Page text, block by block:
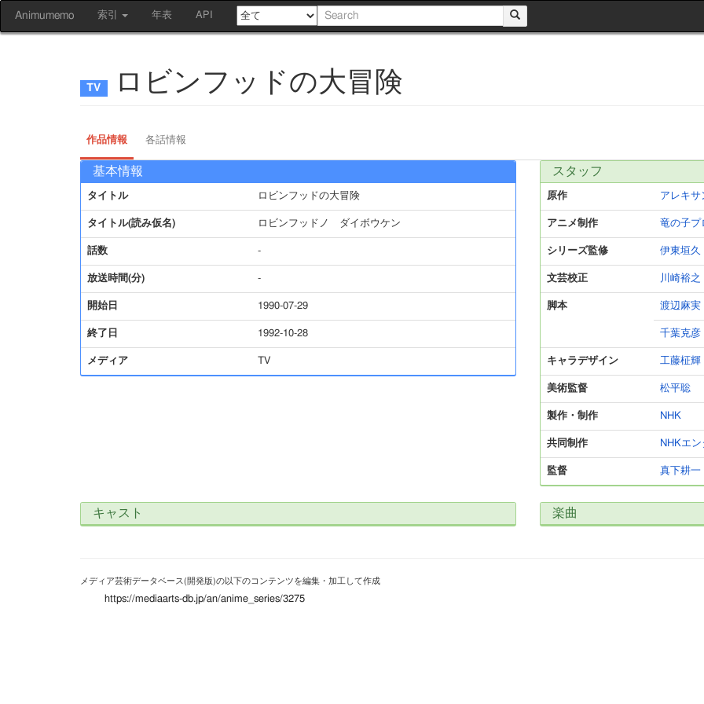
Animumemo 索引 年表 API
ロビンフッドの大冒険
作品情報 各話情報
基本情報
タイトル ロビンフッドの大冒険
タイトル(読み仮名) ロビンフッドノ ダイボウケン
話数 -
放送時間(分) -
開始日 1990-07-29
終了日 1992-10-28
メディア TV
スタッフ
原作 アレキサ
アニメ制作 竜の子プ
シリーズ監修 伊東垣久
文芸校正 川崎裕之
脚本 渡辺麻実
千葉克彦
キャラデザイン 工藤柾輝
美術監督 松平聡
製作・制作 NHK
共同制作 NHKエ
監督 真下耕一
キャスト 楽曲
メディア芸術データベース(開発版)の以下のコンテンツを編集・加工して作成
https://mediaarts-db.jp/an/anime_series/3275